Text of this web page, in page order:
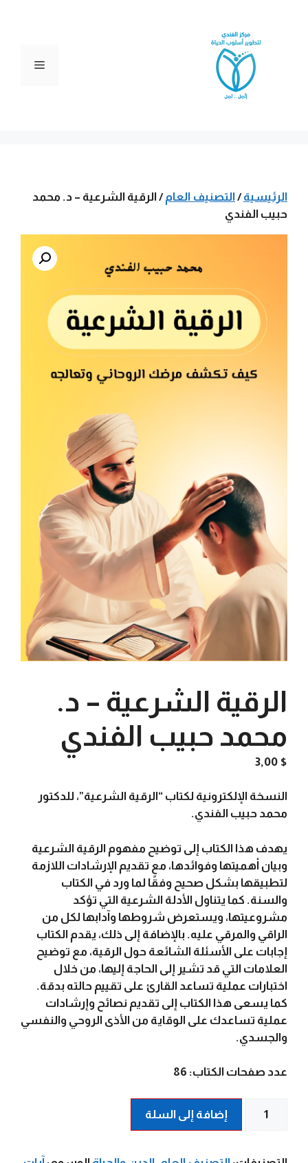
القائمة
الرئيسية/ التصنيف العام/ الرقية الشرعية – د. محمد
حبيب الفندي
الرقية الشرعية – د.
محمد حبيب الفندي
3,00 $
النسخة الإلكترونية لكتاب “الرقية الشرعية”، للدكتور
محمد حبيب الفندي.
يهدف هذا الكتاب إلى توضيح مفهوم الرقية الشرعية
وبيان أهميتها وفوائدها، مع تقديم الإرشادات اللازمة
لتطبيقها بشكل صحيح وفقًا لما ورد في الكتاب
والسنة. كما يتناول الأدلة الشرعية التي تؤكد
مشروعيتها، ويستعرض شروطها وآدابها لكل من
الراقي والمرقي عليه. بالإضافة إلى ذلك، يقدم الكتاب
إجابات على الأسئلة الشائعة حول الرقية، مع توضيح
العلامات التي قد تشير إلى الحاجة إليها، من خلال
اختبارات عملية تساعد القارئ على تقييم حالته بدقة.
كما يسعى هذا الكتاب إلى تقديم نصائح وإرشادات
عملية تساعدك على الوقاية من الأذى الروحي والنفسي
والجسدي.
عدد صفحات الكتاب: 86
-
إضافة إلى السلة